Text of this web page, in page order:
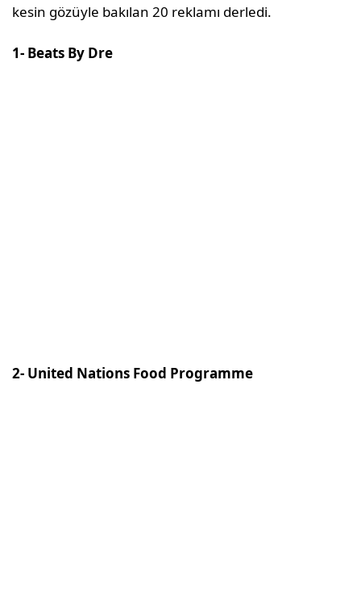
kesin gözüyle bakılan 20 reklamı derledi.
1- Beats By Dre
2- United Nations Food Programme